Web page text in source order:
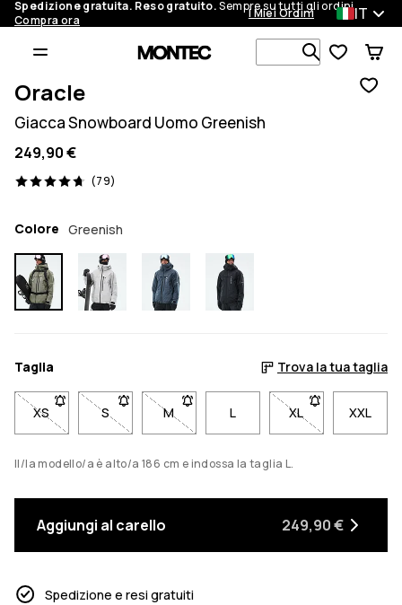
Spedizione gratuita. Reso gratuito.Sempre su tutti gli ordini.
Compra ora
I Miei Ordini IT
Cerca tra 1
Oracle
Giacca Snowboard Uomo Greenish
249,90 €
(79)
79 recensioni, 4.7/5
Colore Greenish
Taglia Trova la tua taglia
XS- Taglia XS non disponibile. Clicca per essere avvisato
S- Taglia S non disponibile. Clicca per essere
M- Taglia M non disponibile. Clicca per
L XL- Taglia XL non
XXL
Il/la modello/a è alto/a 186 cm e indossa la taglia L.
Aggiungi al carello 249,90 €
Spedizione e resi gratuiti